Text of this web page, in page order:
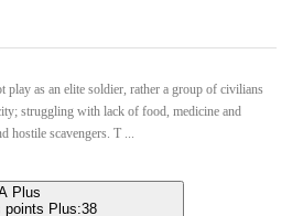
as an elite soldier, rather a group of civilians
struggling with lack of food, medicine and
hostile scavengers. T ...
Plus
points Plus:38